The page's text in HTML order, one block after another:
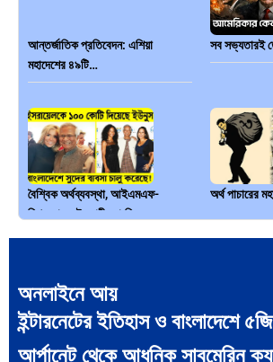
আন্তর্জাতিক প্রতিবেদন: এশিয়া
মহাদেশের ৪৯টি…
সব সভ্যতারই
বৈশ্বিক অর্থব্যবস্থা, আইএমএফ-
বিশ্বব্যাংক, ইসলামী ব্যাংকিং…
অর্থ পাচারের
দক্ষিণ এশিয়ায় ‘জেন-জি’ বিপ্লব:
বিশেষ ইন-
অনলাইনে আয়
ইন্টারনেটের ইতিহাস ও বাংলাদেশে
আর্পানেট থেকে আধুনিক সাবমেরিন